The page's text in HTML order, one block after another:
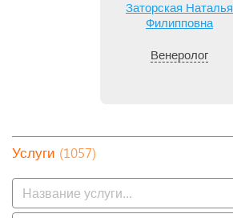
Заторская Наталья
Филипповна
Венеролог
Услуги (1057)